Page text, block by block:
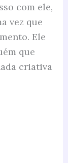
com ele,
vez que
Ele
que
criativa